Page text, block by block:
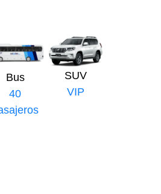
Bus
40
SUV
VIP